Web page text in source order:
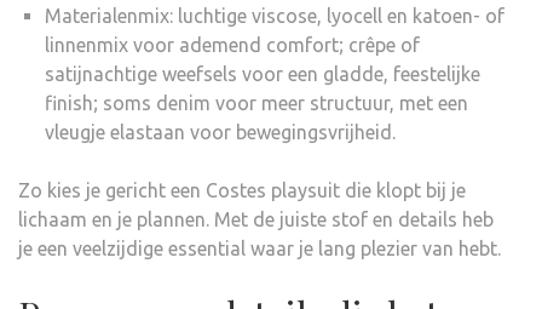
Materialenmix: luchtige viscose, lyocell en katoen- of
linnenmix voor ademend comfort; crêpe of
satijnachtige weefsels voor een gladde, feestelijke
finish; soms denim voor meer structuur, met een
vleugje elastaan voor bewegingsvrijheid.
Zo kies je gericht een Costes playsuit die klopt bij je
lichaam en je plannen. Met de juiste stof en details heb
je een veelzijdige essential waar je lang plezier van hebt.